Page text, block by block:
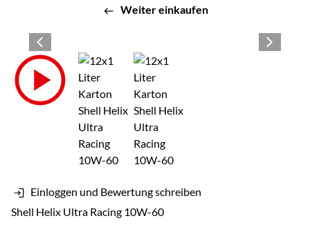
Weiter einkaufen
Produktgalerie
Zur Kaufbox springen
Einloggen und Bewertung schreiben
Shell Helix Ultra Racing 10W-60